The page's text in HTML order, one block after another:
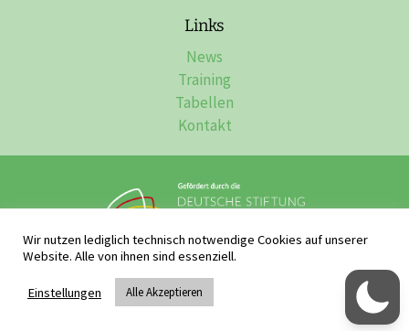
Links
News
Training
Tabellen
Kontakt
Impressum, Datenschutz & Disclaimer
Raffaele Sassano - Webdesign & Webentwicklung
Wir nutzen lediglich technisch notwendige Cookies auf unserer
Website. Alle von ihnen sind essenziell.
Einstellungen Alle Akzeptieren